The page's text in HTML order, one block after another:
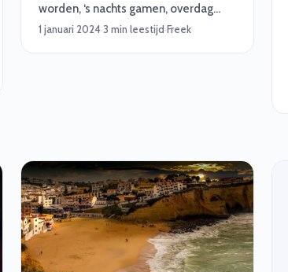
worden, ‘s nachts gamen, overdag
klussen aan computers, ‘s ochtends
ook zo onze redenen voor. In totaal 6.
Komen ze!
1 januari 2024·3 min leestijd·Freek